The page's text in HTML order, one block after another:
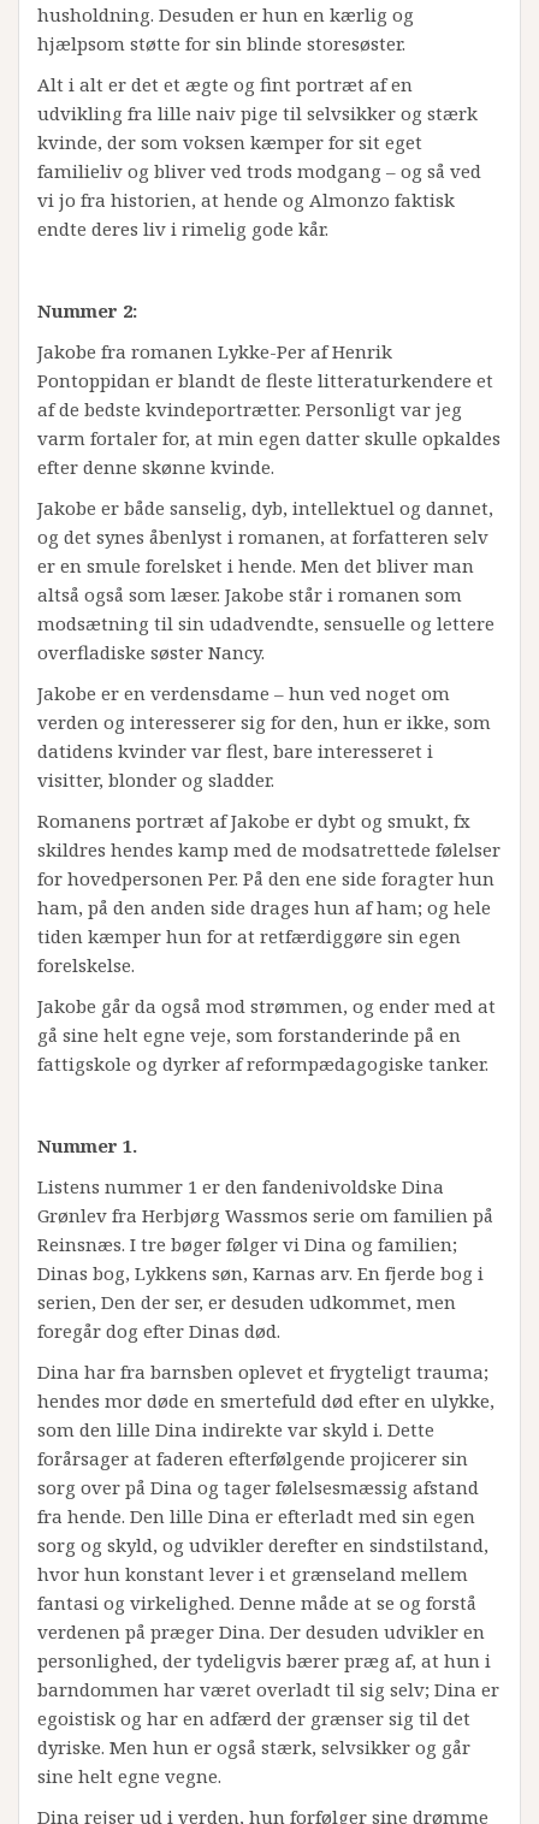
husholdning. Desuden er hun en kærlig og
hjælpsom støtte for sin blinde storesøster.
Alt i alt er det et ægte og fint portræt af en
udvikling fra lille naiv pige til selvsikker og stærk
kvinde, der som voksen kæmper for sit eget
familieliv og bliver ved trods modgang – og så ved
vi jo fra historien, at hende og Almonzo faktisk
endte deres liv i rimelig gode kår.
Nummer 2:
Jakobe fra romanen Lykke-Per af Henrik
Pontoppidan er blandt de fleste litteraturkendere et
af de bedste kvindeportrætter. Personligt var jeg
varm fortaler for, at min egen datter skulle opkaldes
efter denne skønne kvinde.
Jakobe er både sanselig, dyb, intellektuel og dannet,
og det synes åbenlyst i romanen, at forfatteren selv
er en smule forelsket i hende. Men det bliver man
altså også som læser. Jakobe står i romanen som
modsætning til sin udadvendte, sensuelle og lettere
overfladiske søster Nancy.
Jakobe er en verdensdame – hun ved noget om
verden og interesserer sig for den, hun er ikke, som
datidens kvinder var flest, bare interesseret i
visitter, blonder og sladder.
Romanens portræt af Jakobe er dybt og smukt, fx
skildres hendes kamp med de modsatrettede følelser
for hovedpersonen Per. På den ene side foragter hun
ham, på den anden side drages hun af ham; og hele
tiden kæmper hun for at retfærdiggøre sin egen
forelskelse.
Jakobe går da også mod strømmen, og ender med at
gå sine helt egne veje, som forstanderinde på en
fattigskole og dyrker af reformpædagogiske tanker.
Nummer 1.
Listens nummer 1 er den fandenivoldske Dina
Grønlev fra Herbjørg Wassmos serie om familien på
Reinsnæs. I tre bøger følger vi Dina og familien;
Dinas bog, Lykkens søn, Karnas arv. En fjerde bog i
serien, Den der ser, er desuden udkommet, men
foregår dog efter Dinas død.
Dina har fra barnsben oplevet et frygteligt trauma;
hendes mor døde en smertefuld død efter en ulykke,
som den lille Dina indirekte var skyld i. Dette
forårsager at faderen efterfølgende projicerer sin
sorg over på Dina og tager følelsesmæssig afstand
fra hende. Den lille Dina er efterladt med sin egen
sorg og skyld, og udvikler derefter en sindstilstand,
hvor hun konstant lever i et grænseland mellem
fantasi og virkelighed. Denne måde at se og forstå
verdenen på præger Dina. Der desuden udvikler en
personlighed, der tydeligvis bærer præg af, at hun i
barndommen har været overladt til sig selv; Dina er
egoistisk og har en adfærd der grænser sig til det
dyriske. Men hun er også stærk, selvsikker og går
sine helt egne vegne.
Dina rejser ud i verden, hun forfølger sine drømme